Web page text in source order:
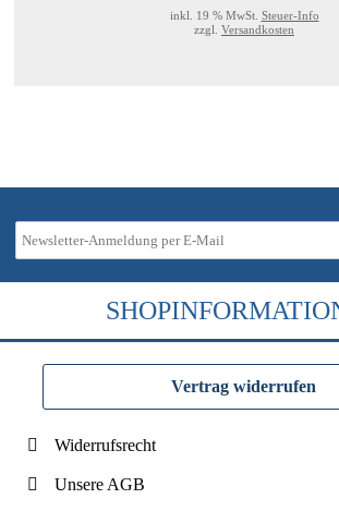
inkl. 19 % MwSt. Steuer-Info
zzgl. Versandkosten
Vertrag widerrufen
Widerrufsrecht
Unsere AGB